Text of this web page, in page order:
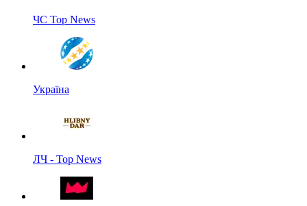
ЧС Top News
Україна
ЛЧ - Top News